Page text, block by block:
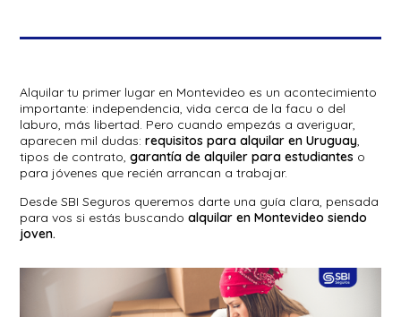
Alquilar tu primer lugar en Montevideo es un acontecimiento
importante: independencia, vida cerca de la facu o del
laburo, más libertad. Pero cuando empezás a averiguar,
aparecen mil dudas:requisitos para alquilar en Uruguay,
tipos de contrato,garantía de alquiler para estudiantes o
para jóvenes que recién arrancan a trabajar.
Desde SBI Seguros queremos darte una guía clara, pensada
para vos si estás buscandoalquilar en Montevideo siendo
joven.